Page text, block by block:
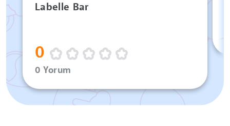
Labelle Bar
0
0 Yorum